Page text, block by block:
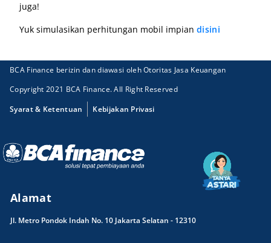
juga!
Yuk simulasikan perhitungan mobil impian disini
BCA Finance berizin dan diawasi oleh Otoritas Jasa Keuangan
Copyright 2021 BCA Finance. All Right Reserved
Syarat & Ketentuan
Kebijakan Privasi
Alamat
Jl. Metro Pondok Indah No. 10 Jakarta Selatan - 12310